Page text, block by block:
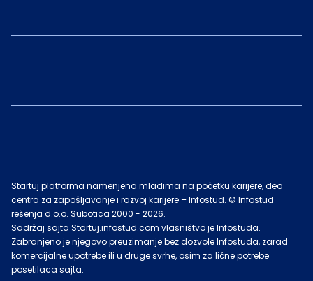
Startuj platforma namenjena mladima na početku karijere, deo
centra za zapošljavanje i razvoj karijere – Infostud. © Infostud
rešenja d.o.o. Subotica 2000 - 2026.
Sadržaj sajta Startuj.infostud.com vlasništvo je Infostuda.
Zabranjeno je njegovo preuzimanje bez dozvole Infostuda, zarad
komercijalne upotrebe ili u druge svrhe, osim za lične potrebe
posetilaca sajta.